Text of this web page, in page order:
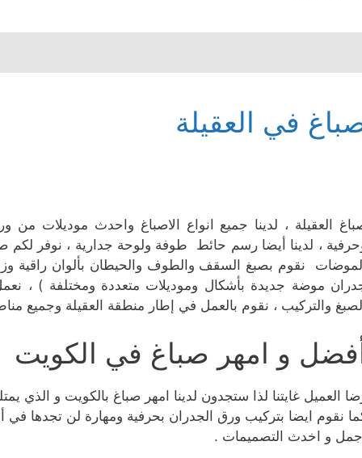
في العقيلة
العقيلة ، لدينا جميع انواع الاصباغ واحدث موديلات
، لدينا أيضا رسم حائط طوفة ولوحة جدارية ، نوفر
نقوم بصبغ السقف والطوف والحيطان بألوان راقية
موضة جديدة بأشكال وموديلات متعددة ومختلفة ) ،
والتركيب ، نقوم بالعمل في إطار منطقة العقيلة وجميع
و امهر صباغ في الكويت
العميل غايتنا لذا ستجدون لدينا امهر صباغ بالكويت و الذي
نقوم ايضا بتركيب ورق الجدران بحرفية ومهارة لن
اجمل و اخدث التصميمات .